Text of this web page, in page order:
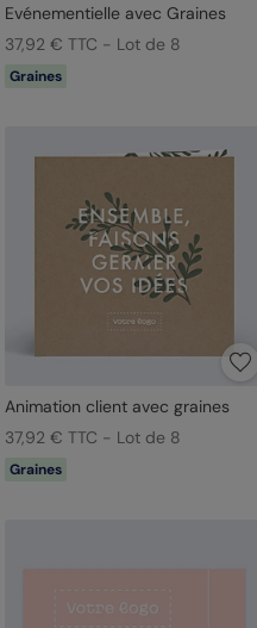
Evénementielle avec Graines
37,92 € TTC - Lot de 8
Graines
Animation client avec graines
37,92 € TTC - Lot de 8
Graines